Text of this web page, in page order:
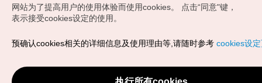
Copyrights (c) 韩国旅游发展局版权所有
VISITKOREA官方邮箱
chnsim@knto.or.kr
网站为了提高用户的使用体验而使用cookies。
点击“同意"键，
表示接受cookies设定的使用。
预确认cookies相关的详细信息及使用理由等,请随时参考 cookies设